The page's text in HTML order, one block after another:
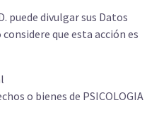
puede divulgar sus Datos
que esta acción es
o bienes de PSICOLOGIA